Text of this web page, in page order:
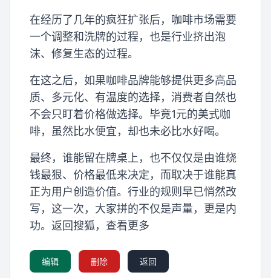
在经历了几年的疯狂扩张后，咖啡市场需要
一个调整和洗牌的过程，也是行业挤出泡
沫、修复生态的过程。
在这之后，如果咖啡品牌能够提供更多高品
质、多元化、有温度的选择，消费者自然也
不会只盯着价格做选择。毕竟1元的美式咖
啡，虽然比水便宜，却也未必比水好喝。
最终，谁能留在牌桌上，也不仅仅是由谁烧
钱最狠、价格最低来决定，而取决于谁能真
正为用户创造价值。行业的规则早已悄然改
写，这一次，大家拼的不仅是声量，更是内
功。返回搜狐，查看更多
编辑 删除 返回